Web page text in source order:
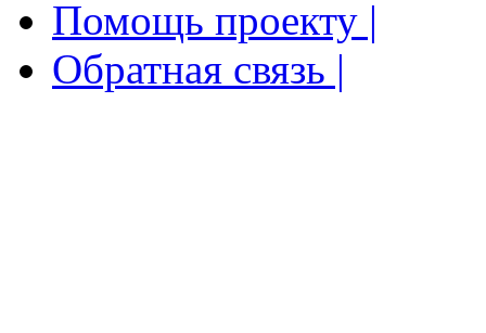
Помощь проекту |
Обратная связь |